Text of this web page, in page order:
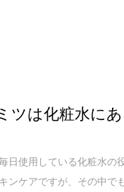
ツは化粧水に
日使用している化粧水の
ンケアですが、その中で